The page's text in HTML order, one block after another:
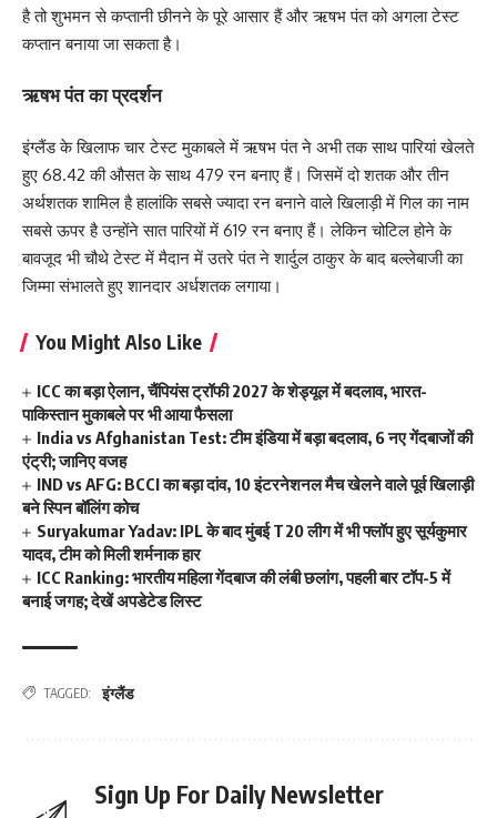
है तो शुभमन से कप्तानी छीनने के पूरे आसार हैं और ऋषभ पंत को अगला टेस्ट
कप्तान बनाया जा सकता है।
ऋषभ पंत का प्रदर्शन
इंग्लैंड के खिलाफ चार टेस्ट मुकाबले में ऋषभ पंत ने अभी तक साथ पारियां खेलते
हुए 68.42 की औसत के साथ 479 रन बनाए हैं। जिसमें दो शतक और तीन
अर्थशतक शामिल है हालांकि सबसे ज्यादा रन बनाने वाले खिलाड़ी में गिल का नाम
सबसे ऊपर है उन्होंने सात पारियों में 619 रन बनाए हैं। लेकिन चोटिल होने के
बावजूद भी चौथे टेस्ट में मैदान में उतरे पंत ने शार्दुल ठाकुर के बाद बल्लेबाजी का
जिम्मा संभालते हुए शानदार अर्धशतक लगाया।
You Might Also Like
ICC का बड़ा ऐलान, चैंपियंस ट्रॉफी 2027 के शेड्यूल में बदलाव, भारत-
पाकिस्तान मुकाबले पर भी आया फैसला
India vs Afghanistan Test: टीम इंडिया में बड़ा बदलाव, 6 नए गेंदबाजों की
एंट्री; जानिए वजह
IND vs AFG: BCCI का बड़ा दांव, 10 इंटरनेशनल मैच खेलने वाले पूर्व खिलाड़ी
बने स्पिन बॉलिंग कोच
Suryakumar Yadav: IPL के बाद मुंबई T20 लीग में भी फ्लॉप हुए सूर्यकुमार
यादव, टीम को मिली शर्मनाक हार
ICC Ranking: भारतीय महिला गेंदबाज की लंबी छलांग, पहली बार टॉप-5 में
बनाई जगह; देखें अपडेटेड लिस्ट
TAGGED: इंग्लैंड
Sign Up For Daily Newsletter